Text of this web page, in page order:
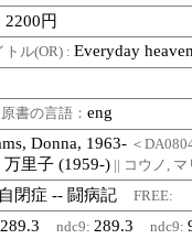
2200円
トル(OR) :Everyday
原書の言語：eng
Donna, 1963- ＜
万里子 (1959-) || コウノ, マ
自閉症 -- 闘病記FREE:
289.3ndc9: 289.3ndc9: